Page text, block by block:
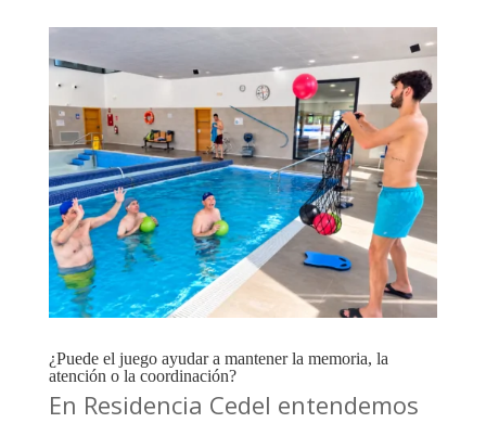
¿Puede el juego ayudar a mantener la memoria, la
atención o la coordinación?
En Residencia Cedel entendemos